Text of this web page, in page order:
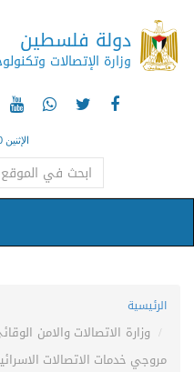
دولة فلسطين
وزارة الإتصالات
الإثنين 10-08-2026
الرئيسية
وزارة الاتصالات والامن
مروجي خدمات الاتصالات